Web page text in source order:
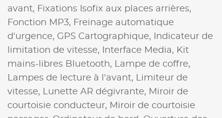
avant, Fixations Isofix aux places arrières,
Fonction MP3, Freinage automatique
d'urgence, GPS Cartographique,
Indicateur de
limitation de vitesse,
Interface Media, Kit
mains-libres Bluetooth,
Lampe de coffre,
Lampes de lecture à l'avant,
Limiteur de
vitesse,
Lunette AR dégivrante, Miroir de
courtoisie conducteur, Miroir de courtoisie